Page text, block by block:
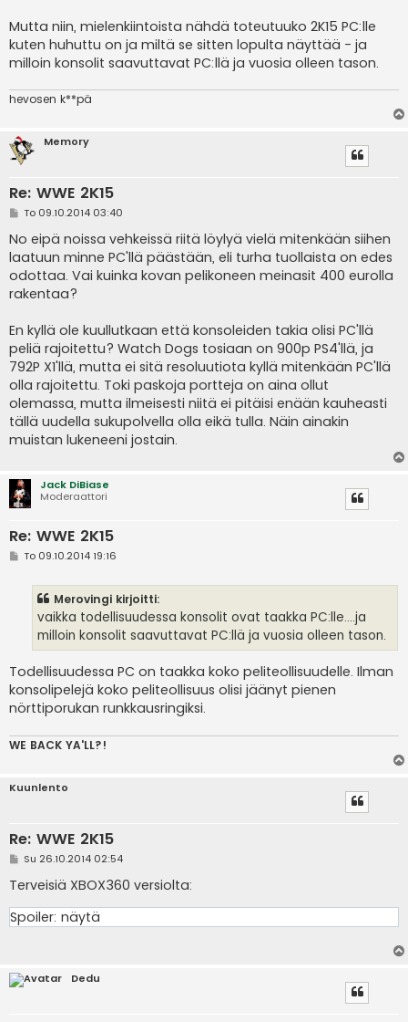
Mutta niin, mielenkiintoista nähdä toteutuuko 2K15 PC:lle
kuten huhuttu on ja miltä se sitten lopulta näyttää - ja
milloin konsolit saavuttavat PC:llä ja vuosia olleen tason.
hevosen k**pä
Memory
Re: WWE 2K15
V
e
s
t
i
To 09.10.2014 03:40
No eipä noissa vehkeissä riitä löylyä vielä mitenkään siihen
laatuun minne PC'llä päästään, eli turha tuollaista on edes
odottaa. Vai kuinka kovan pelikoneen meinasit 400 eurolla
rakentaa?
En kyllä ole kuullutkaan että konsoleiden takia olisi PC'llä
peliä rajoitettu? Watch Dogs tosiaan on 900p PS4'llä, ja
792P X1'llä, mutta ei sitä resoluutiota kyllä mitenkään PC'llä
olla rajoitettu. Toki paskoja portteja on aina ollut
olemassa, mutta ilmeisesti niitä ei pitäisi enään kauheasti
tällä uudella sukupolvella olla eikä tulla. Näin ainakin
muistan lukeneeni jostain.
Jack DiBiase
Moderaattori
Re: WWE 2K15
VTo 09.10.2014 19:16
Merovingi kirjoitti:
vaikka todellisuudessa konsolit ovat taakka PC:lle....ja
milloin konsolit saavuttavat PC:llä ja vuosia olleen tason.
Todellisuudessa PC on taakka koko peliteollisuudelle. Ilman
konsolipelejä koko peliteollisuus olisi jäänyt pienen
nörttiporukan runkkausringiksi.
WE BACK YA'LL?!
Kuunlento
Re: WWE 2K15
V
e
s
t
i
Su 26.10.2014 02:54
Terveisiä XBOX360 versiolta:
Spoiler: näytä
Dedu